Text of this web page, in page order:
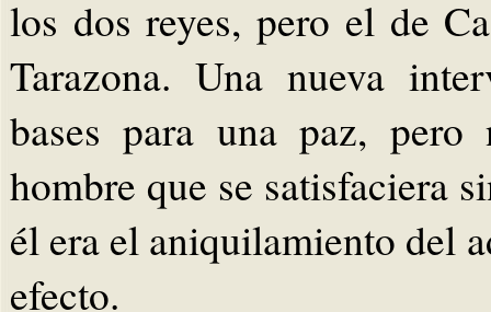
los dos reyes, pero el de
Tarazona. Una nueva
bases para una paz,
hombre que se satisfaciera
él era el aniquilamiento del
efecto.